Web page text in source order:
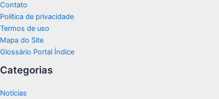
Contato
Política de privacidade
Termos de uso
Mapa do Site
Glossário Portal Índice
Categorias
Notícias